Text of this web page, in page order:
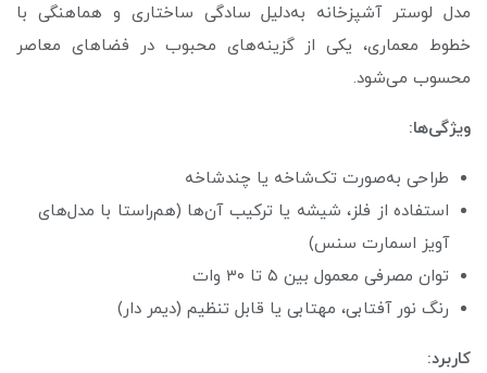
مدل لوستر آشپزخانه به‌دلیل سادگی ساختاری و هماهنگی با
خطوط معماری، یکی از گزینه‌های محبوب در فضاهای معاصر
محسوب می‌شود.
ویژگی‌ها:
طراحی به‌صورت تک‌شاخه یا چندشاخه
استفاده از فلز، شیشه یا ترکیب آن‌ها (هم‌راستا با مدل‌های
آویز اسمارت سنس)
توان مصرفی معمول بین ۵ تا ۳۰ وات
رنگ نور آفتابی، مهتابی یا قابل تنظیم (دیمر دار)
کاربرد: